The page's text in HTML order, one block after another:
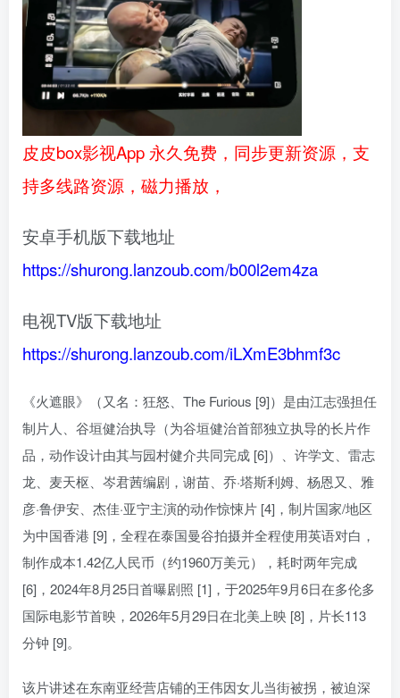
皮皮box影视App 永久免费，同步更新资源，支
持多线路资源，磁力播放，
安卓手机版下载地址
https://shurong.lanzoub.com/b00l2em4za
电视TV版下载地址
https://shurong.lanzoub.com/iLXmE3bhmf3c
《火遮眼》（又名：狂怒、The Furious [9]）是由江志强担任
制片人、谷垣健治执导（为谷垣健治首部独立执导的长片作
品，动作设计由其与园村健介共同完成 [6]）、许学文、雷志
龙、麦天枢、岑君茜编剧，谢苗、乔·塔斯利姆、杨恩又、雅
彦·鲁伊安、杰佳·亚宁主演的动作惊悚片 [4]，制片国家/地区
为中国香港 [9]，全程在泰国曼谷拍摄并全程使用英语对白，
制作成本1.42亿人民币（约1960万美元），耗时两年完成
[6]，2024年8月25日首曝剧照 [1]，于2025年9月6日在多伦多
国际电影节首映，2026年5月29日在北美上映 [8]，片长113
分钟 [9]。
该片讲述在东南亚经营店铺的王伟因女儿当街被拐，被迫深